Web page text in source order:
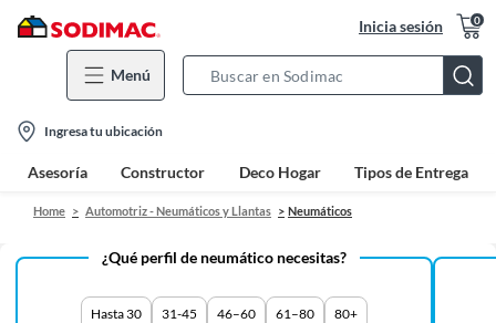
Inicia sesión 0
Menú
Bar
location-
icon
Ingresa tu ubicación
Asesoría Constructor Deco Hogar Tipos de Entrega
Home Automotriz - Neumáticos y Llantas Neumáticos
¿Qué perfil de neumático necesitas?
Hasta 30 31-45 46–60 61–80 80+